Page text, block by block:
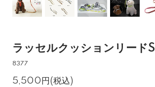
ラッセルクッションリードS
8377
5,500円(税込)